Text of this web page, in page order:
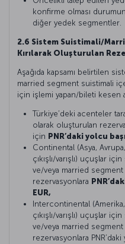
konfirme olması
diğer yedek segmentler.
2.6 Sistem Suistimali/
Kırılarak Oluşturulan
Aşağıda kapsamı belirtilen
married segment suistimali
için işlemi yapan/bileti kesen
Türkiye’deki acenteler
olarak oluşturulan
için PNR’daki yolcu
Continental (Asya,
çıkışlı/varışlı) uçuşlar
ve/veya married
rezervasyonlara
EUR,
Intercontinental
çıkışlı/varışlı) uçuşlar
ve/veya married
rezervasyonlara PNR’daki